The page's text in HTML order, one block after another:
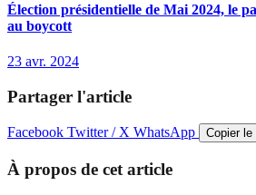
Élection présidentielle de Mai 2024, le
au boycott
23 avr. 2024
Partager l'article
Facebook Twitter / X WhatsApp Copier le
À propos de cet article